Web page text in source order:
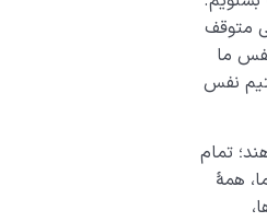
متوقف
ما
نفس
تمام
همۀ